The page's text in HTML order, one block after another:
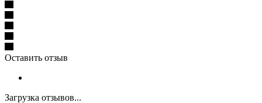
Оставить отзыв
Загрузка отзывов...